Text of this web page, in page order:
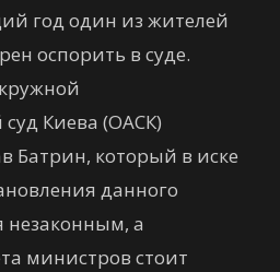
год один из жителей
оспорить в суде.
Киева (ОАСК)
Батрин, который в иске
данного
незаконным, а
министров стоит